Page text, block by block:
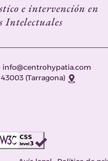
info@centrohypatia.com
(Tarragona)